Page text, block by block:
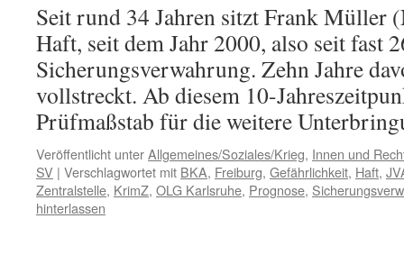
Seit rund 34 Jahren sitzt Frank Müller
Haft, seit dem Jahr 2000, also seit fast
Sicherungsverwahrung. Zehn Jahre
vollstreckt. Ab diesem 10-
Prüfmaßstab für die weitere
Veröffentlicht unterAllgemeines/Soziales/Krieg, Innen und
SV | Verschlagwortet mit BKA, Freiburg, Gefährlichkeit, Haft,
Zentralstelle, KrimZ, OLG Karlsruhe, Prognose,
hinterlassen